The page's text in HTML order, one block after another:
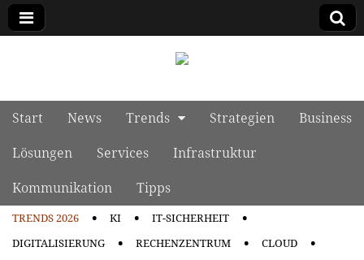
Main menu
Skip to content
Start News Trends Strategien
Business
Lösungen
Services
Infrastruktur
Kommunikation
Tipps
TRENDS 2026 KI
IT-SICHERHEIT
DIGITALISIERUNG
RECHENZENTRUM
CLOUD